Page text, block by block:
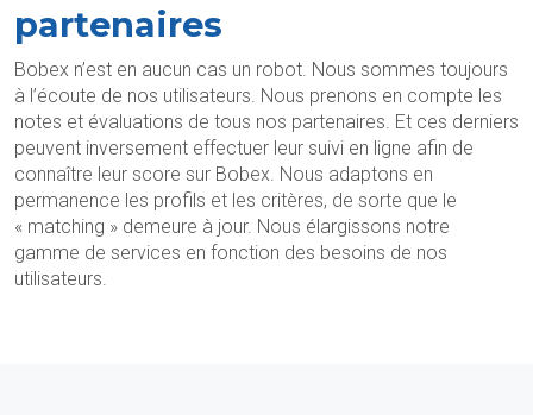
partenaires
Bobex n’est en aucun cas un robot. Nous sommes toujours
à l’écoute de nos utilisateurs. Nous prenons en compte les
notes et évaluations de tous nos partenaires. Et ces derniers
peuvent inversement effectuer leur suivi en ligne afin de
connaître leur score sur Bobex. Nous adaptons en
permanence les profils et les critères, de sorte que le
« matching » demeure à jour. Nous élargissons notre
gamme de services en fonction des besoins de nos
utilisateurs.